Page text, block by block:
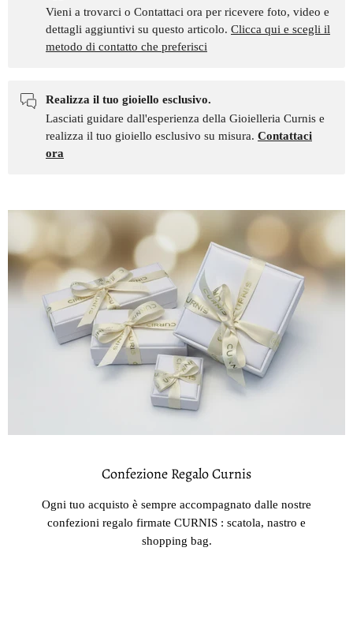
Vieni a trovarci o Contattaci ora per ricevere foto, video e
dettagli aggiuntivi su questo articolo. Clicca qui e scegli il
metodo di contatto che preferisci
Realizza il tuo gioiello esclusivo.
Lasciati guidare dall'esperienza della Gioielleria Curnis e
realizza il tuo gioiello esclusivo su misura. Contattaci
ora
Confezione Regalo Curnis
Ogni tuo acquisto è sempre accompagnato dalle nostre
confezioni regalo firmate CURNIS : scatola, nastro e
shopping bag.